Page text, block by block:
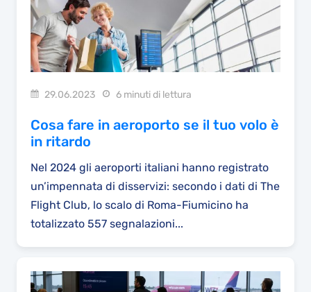
29.06.2023 6 minuti di lettura
Cosa fare in aeroporto se il tuo volo è
in ritardo
Nel 2024 gli aeroporti italiani hanno registrato
un’impennata di disservizi: secondo i dati di The
Flight Club, lo scalo di Roma-Fiumicino ha
totalizzato 557 segnalazioni...